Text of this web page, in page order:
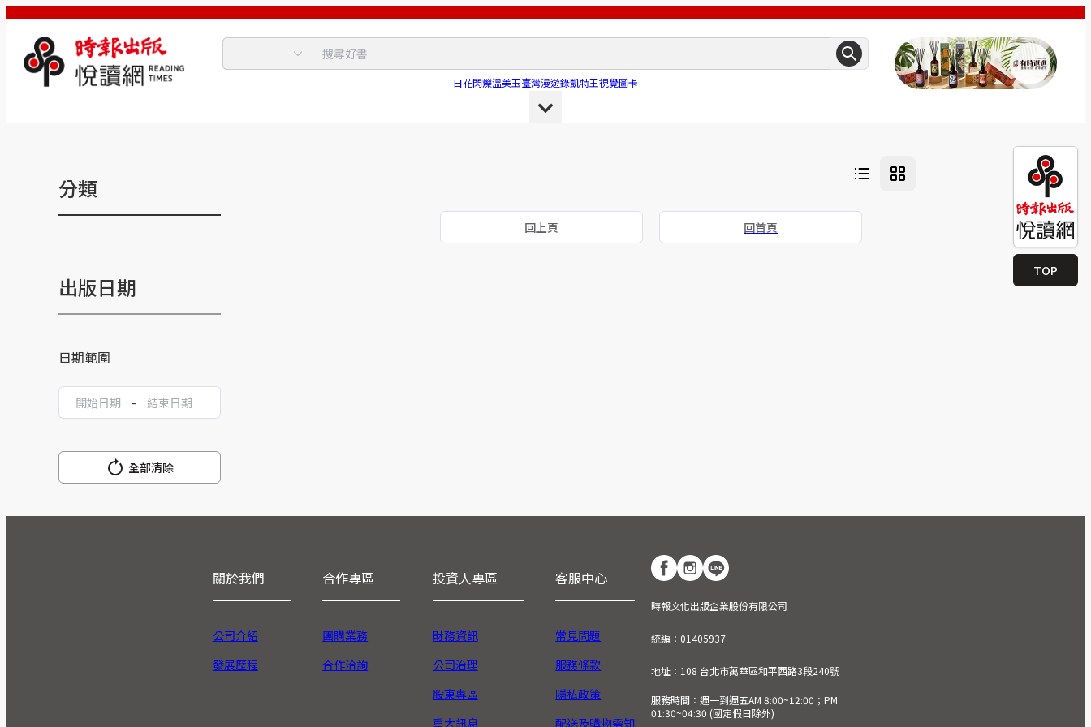
日花閃爍溫美玉臺灣漫遊錄凱特王視覺圖卡
TOP
分類
出版日期
日期範圍
-
全部清除
回上頁 回首頁
關於我們
公司介紹
發展歷程
合作專區
團購業務
合作洽詢
投資人專區
財務資訊
公司治理
股東專區
重大訊息
客服中心
常見問題
服務條款
隱私政策
配送及購物需知
時報文化出版企業股份有限公司
統編：01405937
地址：108 台北市萬華區和平西路3段240號
服務時間：週一到週五AM 8:00~12:00；PM
01:30~04:30 (國定假日除外)